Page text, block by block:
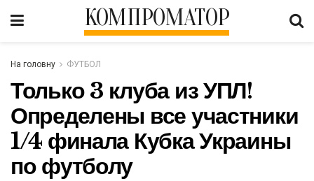
КОМПРОМАТОР
На головну ФУТБОЛ
Только 3 клуба из УПЛ!
Определены все участники
1/4 финала Кубка Украины
по футболу